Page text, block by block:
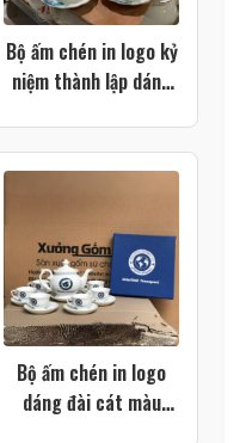
Bộ ấm chén in logo kỷ
niệm thành lập dáng
Bộ ấm chén in logo
dáng đài cát màu